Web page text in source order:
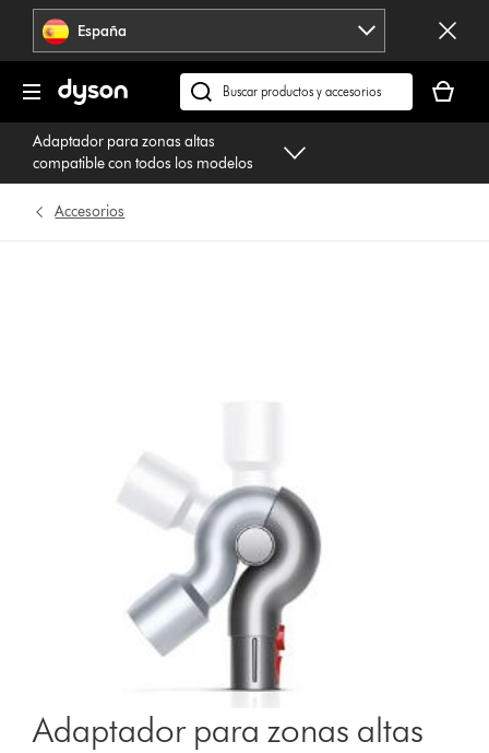
Omitir
navegación España
Buscar
en
dyson.es
cesta
está
Adaptador para zonas altas
compatible con todos los modelos
Accesorios
Adaptador para zonas altas